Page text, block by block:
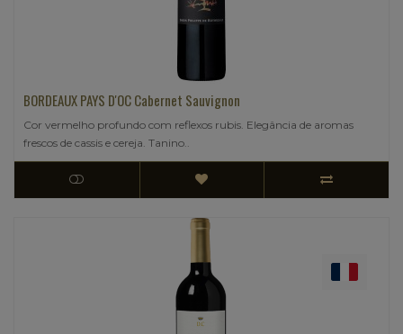
BORDEAUX PAYS D'OC Cabernet Sauvignon
Cor vermelho profundo com reflexos rubis. Elegância de aromas
frescos de cassis e cereja. Tanino..